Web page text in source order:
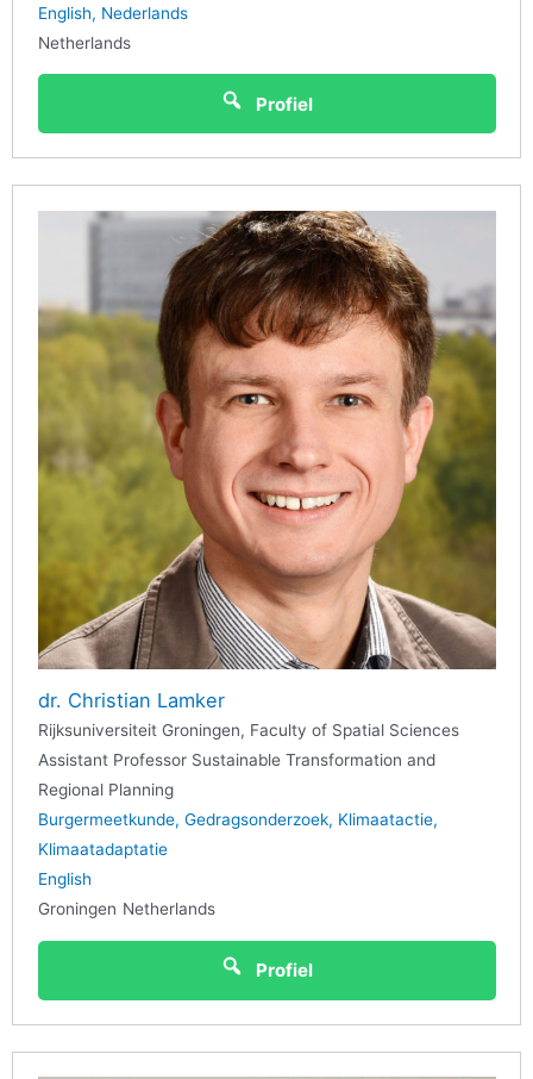
English
Nederlands
Netherlands
Profiel
dr. Christian Lamker
Rijksuniversiteit Groningen, Faculty of Spatial Sciences
Assistant Professor Sustainable Transformation and
Regional Planning
Burgermeetkunde Gedragsonderzoek Klimaatactie
Klimaatadaptatie
English
Groningen Netherlands
Profiel